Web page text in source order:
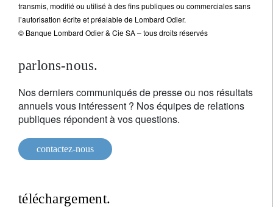
transmis, modifié ou utilisé à des fins publiques ou commerciales sans
l’autorisation écrite et préalable de Lombard Odier.
© Banque Lombard Odier & Cie SA – tous droits réservés
parlons-nous.
Nos derniers communiqués de presse ou nos résultats
annuels vous intéressent ? Nos équipes de relations
publiques répondent à vos questions.
contactez-nous
téléchargement.